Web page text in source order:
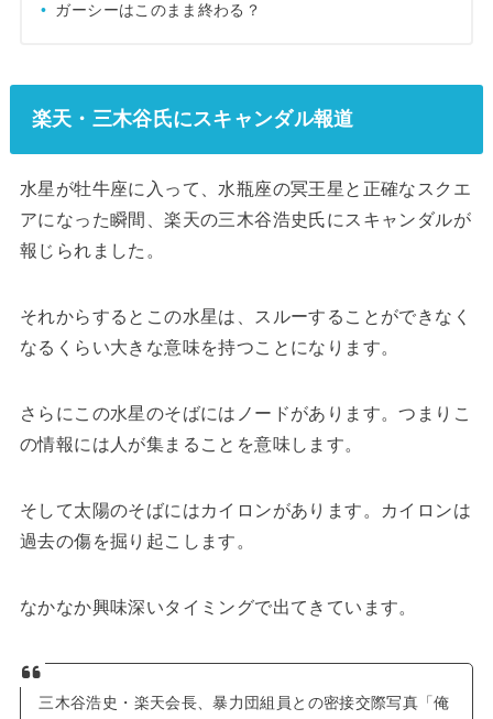
ガーシーはこのまま終わる？
楽天・三木谷氏にスキャンダル報道
水星が牡牛座に入って、水瓶座の冥王星と正確なスクエ
アになった瞬間、楽天の三木谷浩史氏にスキャンダルが
報じられました。
それからするとこの水星は、スルーすることができなく
なるくらい大きな意味を持つことになります。
さらにこの水星のそばにはノードがあります。つまりこ
の情報には人が集まることを意味します。
そして太陽のそばにはカイロンがあります。カイロンは
過去の傷を掘り起こします。
なかなか興味深いタイミングで出てきています。
三木谷浩史・楽天会長、暴力団組員との密接交際写真「俺